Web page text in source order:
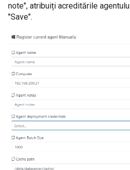
note", atribuiți acreditările
"Save".